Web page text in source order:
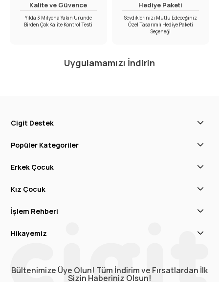
Kalite ve Güvence
Yılda 3 Milyona Yakın Üründe
Birden Çok Kalite Kontrol Testi
Hediye Paketi
Sevdiklerinizi Mutlu Edeceğiniz
Özel Tasarımlı Hediye Paketi
Seçeneği
Uygulamamızı İndirin
Cigit Destek
Popüler Kategoriler
Erkek Çocuk
Kız Çocuk
İşlem Rehberi
Hikayemiz
Bültenimize Üye Olun! Tüm İndirim ve Fırsatlardan İlk
Sizin Haberiniz Olsun!